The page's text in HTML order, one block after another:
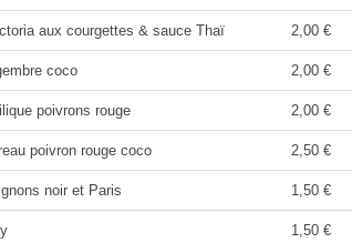
aux courgettes & sauce Thaï 2,00 €
coco 2,00 €
poivrons rouge 2,00 €
poivron rouge coco 2,50 €
noir et Paris 1,50 €
1,50 €